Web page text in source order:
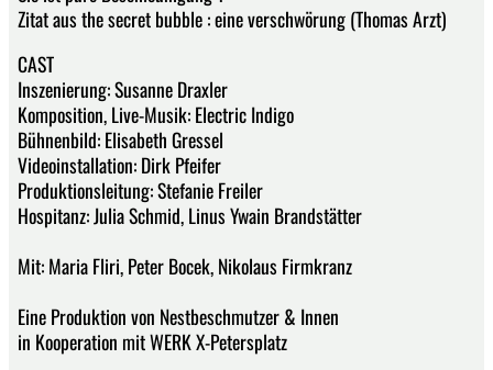
Zitat aus the secret bubble : eine verschwörung (Thomas Arzt)
CAST
Inszenierung: Susanne Draxler
Komposition, Live-Musik: Electric Indigo
Bühnenbild: Elisabeth Gressel
Videoinstallation: Dirk Pfeifer
Produktionsleitung: Stefanie Freiler
Hospitanz: Julia Schmid, Linus Ywain Brandstätter
Mit: Maria Fliri, Peter Bocek, Nikolaus Firmkranz
Eine Produktion von Nestbeschmutzer & Innen
in Kooperation mit WERK X-Petersplatz